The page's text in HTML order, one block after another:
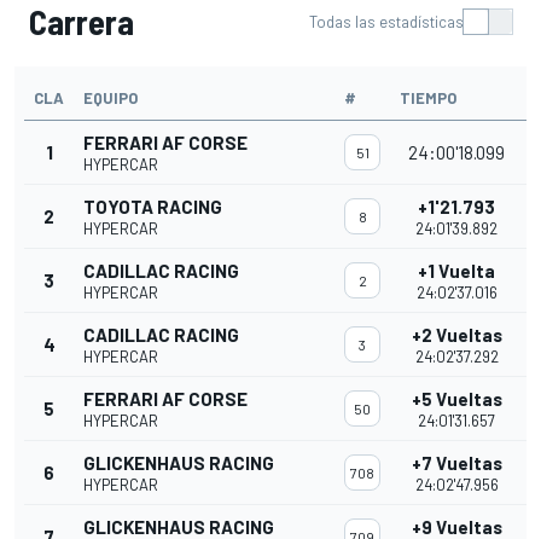
Carrera Todas las estadísticas
CLA EQUIPO # TIEMPO
1 FERRARI AF CORSE
HYPERCAR
51 24:00'18.099
2 TOYOTA RACING
HYPERCAR
8 +1'21.793
24:01'39.892
3 CADILLAC RACING
HYPERCAR
2 +1 Vuelta
24:02'37.016
4 CADILLAC RACING
HYPERCAR
3 +2 Vueltas
24:02'37.292
5 FERRARI AF CORSE
HYPERCAR
50 +5 Vueltas
24:01'31.657
6 GLICKENHAUS RACING
HYPERCAR
708 +7 Vueltas
24:02'47.956
GLICKENHAUS RACING +9 Vueltas